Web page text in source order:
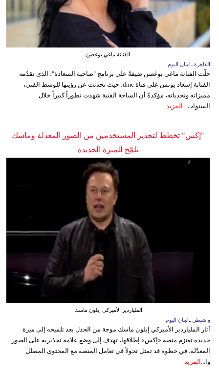
الفنانة ماغي بوغصن
القاهرة ـ لبنان اليوم
حلّت الفنانة ماغي بوغصن ضيفةً على برنامج "صاحبة السعادة"، الذي تقدّمه
الفنانة إسعاد يونس على قناة dmc، حيث تحدثت عن رؤيتها للوسط الفني،
مميزاته وتحدياته، مؤكدةً أن الساحة الفنية شهدت تطوراً كبيراً خلال
السنوات... المزيد
"إكس" تخطط لتحذير المستخدمين من الصور المعدلة وماسك
يلمّح للميزة الجديدة
الملياردير الأميركي إيلون ماسك
واشنطن ـ لبنان اليوم
أثار الملياردير الأميركي إيلون ماسك موجة من الجدل بعد تلميحه إلى ميزة
جديدة تعتزم منصة «إكس» إطلاقها، تهدف إلى وضع علامة تحذيرية على الصور
المعدّلة، في خطوة قد تمثل تحولاً في تعامل المنصة مع المحتوى المضلل
وا... المزيد